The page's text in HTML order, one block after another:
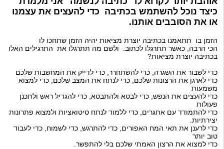
כיצד נוכל להשתמש בכתיבה כדי להעצים את עצמנו
או את הסובבים אותנו.
הזמן בו תתאמנו בכתיבה יוצרת מציאות יהיה הזמן שתחכו לו
הכי הרבה, כאשר תתרגלו לכתוב. ולשם מה תתרגלו את התרגילים האלו
בכתיבה יוצרת מציאות?
כדי לשבור את השגרה, כדי להשתחרר, כדי לדייק את המחשבות שלכם
כדי לארגן את הרצונות שלכם, כדי לנתח את המצב שלכם, כדי למצוא
משמעות
כדי להעצים את הנפש, כדי לבטא ולהתבטא, כדי להגדיל ראש ולתכנן
פעולות
כדי להתמודד עם אתגרים, כדי ללמוד לנתח סיטואציות ולמצוא פתרונות
יצירתיות.
כדי לרענן את תאי המח האפורים, כדי להתרגש, כדי לשמוח, כדי לעבוד
טוב יותר
כדי למצוא את הרצון האמתי שלכם בלי להתפשר.